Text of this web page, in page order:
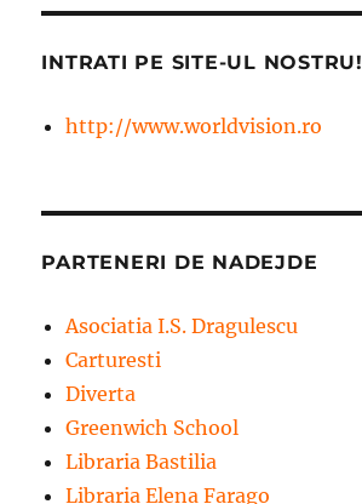
INTRATI PE SITE-UL NOSTRU!
http://www.worldvision.ro
PARTENERI DE NADEJDE
Asociatia I.S. Dragulescu
Carturesti
Diverta
Greenwich School
Libraria Bastilia
Libraria Elena Farago